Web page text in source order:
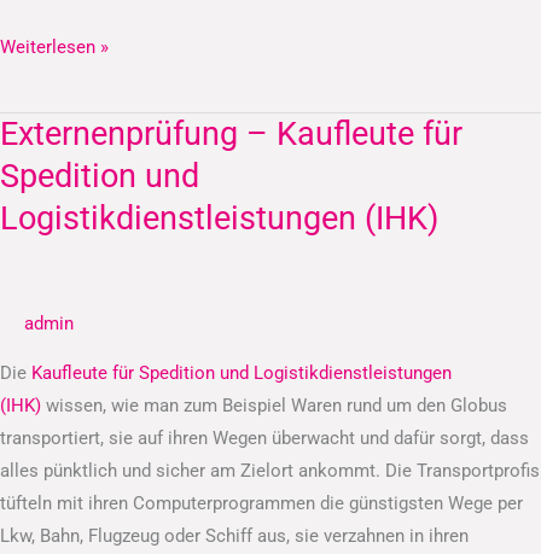
Weiterlesen »
Externenprüfung – Kaufleute für
Spedition und
Logistikdienstleistungen (IHK)
admin
Die Kaufleute für Spedition und Logistikdienstleistungen
(IHK) wissen, wie man zum Beispiel Waren rund um den Globus
transportiert, sie auf ihren Wegen überwacht und dafür sorgt, dass
alles pünktlich und sicher am Zielort ankommt. Die Transportprofis
tüfteln mit ihren Computerprogrammen die günstigsten Wege per
Lkw, Bahn, Flugzeug oder Schiff aus, sie verzahnen in ihren
Externenprüfung
–
Kaufleute
für
Logistikdienstleistungen